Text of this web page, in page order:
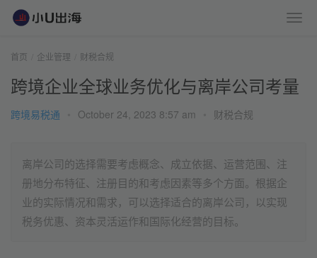
首页 企业管理 财税合规
跨境企业全球业务优化与离岸公司考量
跨境易税通 October 24, 2023 8:57 am 财税合规
离岸公司的选择需要考虑概念、成立依据、运营范围、注
册地分布特征、注册目的和考虑因素等多个方面。根据企
业的实际情况和需求，可以选择适合的离岸公司，以实现
税务优惠、资本灵活运作和国际化经营的目标。